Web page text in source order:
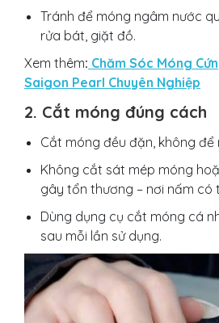
Tránh để móng ngâm nước
rửa bát, giặt đồ.
Xem thêm: Chăm Sóc Móng
Saigon Pearl Chuyên Nghiệp
2. Cắt móng đúng cách
Cắt móng đều đặn, không để
Không cắt sát mép móng
gây tổn thương – nơi nấm có
Dùng dụng cụ cắt móng cá
sau mỗi lần sử dụng.